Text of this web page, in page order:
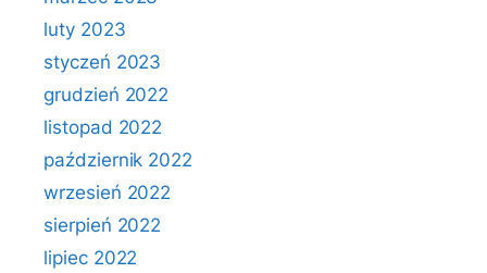
luty 2023
styczeń 2023
grudzień 2022
listopad 2022
październik 2022
wrzesień 2022
sierpień 2022
lipiec 2022